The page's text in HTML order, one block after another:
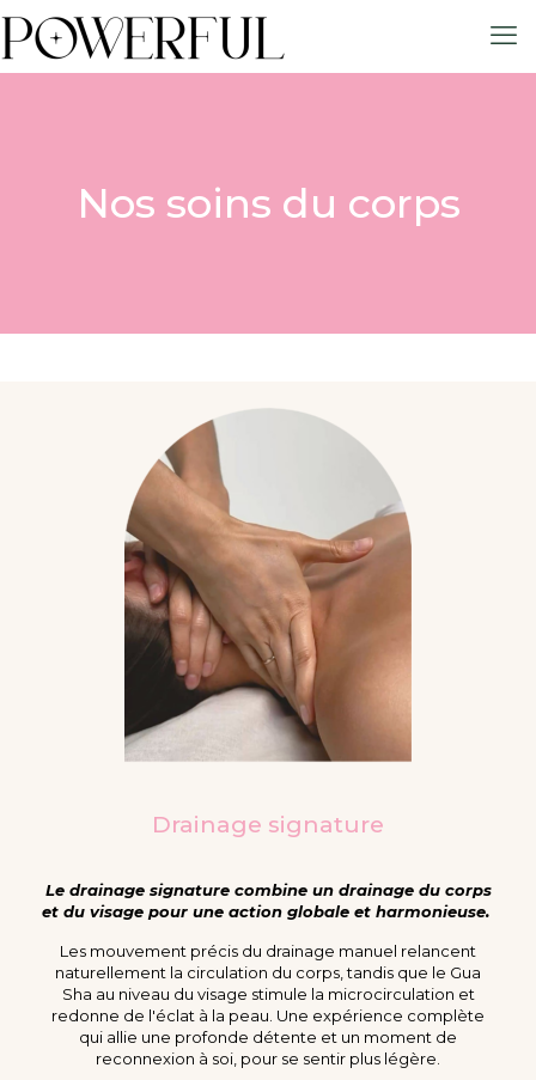
Nos soins du corps
Drainage signature
Le drainage signature combine un drainage du corps
et du visage pour une action globale et harmonieuse.
Les mouvement précis du drainage manuel relancent
naturellement la circulation du corps, tandis que le Gua
Sha au niveau du visage stimule la microcirculation et
redonne de l'éclat à la peau. Une expérience complète
qui allie une profonde détente et un moment de
reconnexion à soi, pour se sentir plus légère.